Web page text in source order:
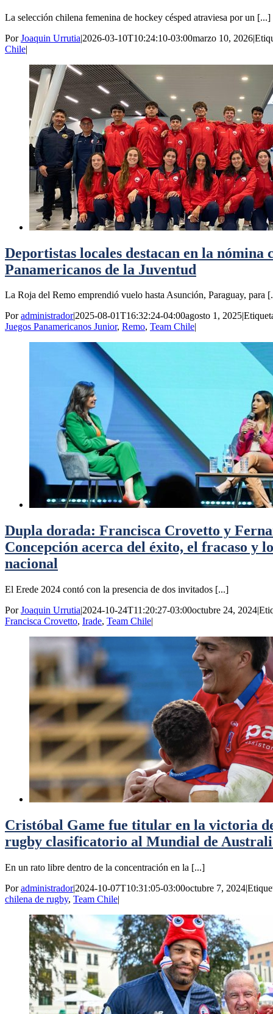
La selección chilena femenina de hockey césped atraviesa por un [...]
PorJoaquin Urrutia|2026-03-10T10:24:10-03:00marzo 10, 2026|
Chile|
Deportistas locales destacan en la nómina
Panamericanos de la Juventud
La Roja del Remo emprendió vuelo hasta Asunción, Paraguay, para
Poradministrador|2025-08-01T16:32:24-04:00agosto 1, 2025|
Juegos Panamericanos Junior, Remo, Team Chile|
Dupla dorada: Francisca Crovetto y
Concepción acerca del éxito, el fracaso y
nacional
El Erede 2024 contó con la presencia de dos invitados [...]
PorJoaquin Urrutia|2024-10-24T11:20:27-03:00octubre 24, 2024|
Francisca Crovetto, Irade, Team Chile|
Cristóbal Game fue titular en la victoria
rugby clasificatorio al Mundial de
En un rato libre dentro de la concentración en la [...]
Poradministrador|2024-10-07T10:31:05-03:00octubre 7, 2024|
chilena de rugby, Team Chile|